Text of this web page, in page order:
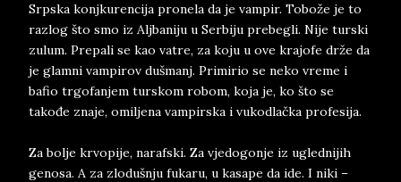
Srpska konjkurencija pronela da je vampir. Tobože je to
razlog što smo iz Aljbaniju u Serbiju prebegli. Nije turski
zulum. Prepali se kao vatre, za koju u ove krajofe drže da
je glamni vampirov dušmanj. Primirio se neko vreme i
bafio trgofanjem turskom robom, koja je, ko što se
takođe znaje, omiljena vampirska i vukodlačka profesija.
Za bolje krvopije, narafski. Za vjedogonje iz uglednijih
genosa. A za zlodušnju fukaru, u kasape da ide. I niki –